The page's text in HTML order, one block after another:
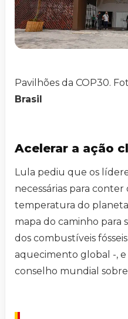
Pavilhões da COP30.
Brasil
Acelerar a ação
Lula pediu que os
necessárias para
temperatura do
mapa do caminho para
dos combustíveis
aquecimento global -,
conselho mundial